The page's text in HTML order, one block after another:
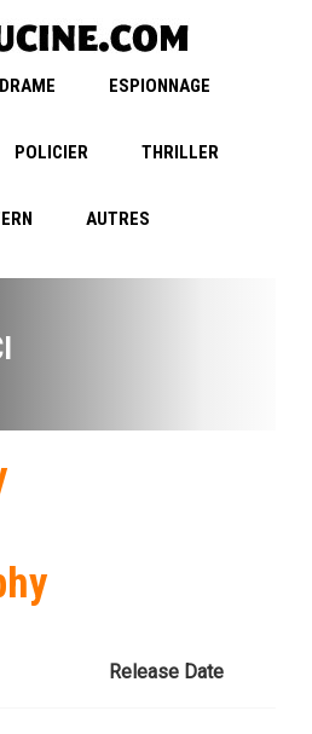
DRAME ESPIONNAGE
POLICIER THRILLER
AUTRES
Release Date